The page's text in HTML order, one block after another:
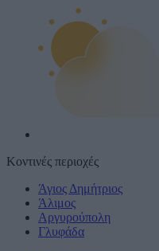
Κοντινές περιοχές
Άγιος Δημήτριος
Άλιμος
Αργυρούπολη
Γλυφάδα